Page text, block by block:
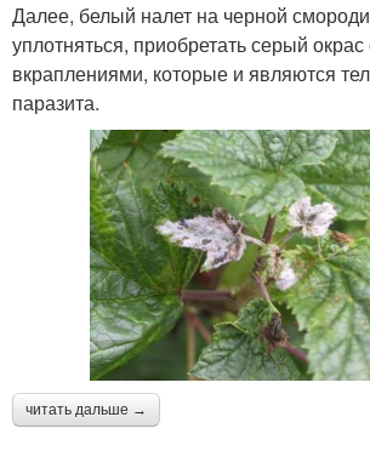
Далее, белый налет на черной
уплотняться, приобретать серый
вкраплениями, которые и являются
паразита.
читать дальше →